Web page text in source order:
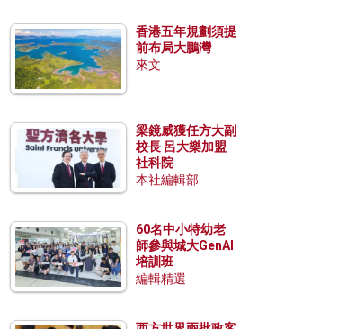
香港五年規劃須提
前布局大鵬灣
來文
梁鏡威獲任方大副
校長 呂大樂加盟
社科院
本社編輯部
60名中小特幼老
師參與城大GenAI
培訓班
編輯精選